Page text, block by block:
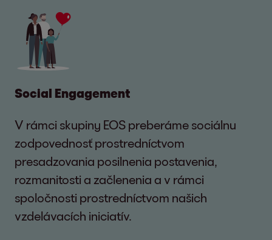
Social Engagement
V rámci skupiny EOS preberáme sociálnu
zodpovednosť prostredníctvom
presadzovania posilnenia postavenia,
rozmanitosti a začlenenia a v rámci
spoločnosti prostredníctvom našich
vzdelávacích iniciatív.